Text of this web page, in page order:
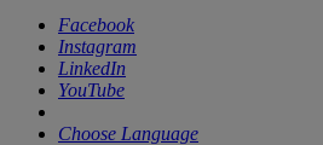
Facebook
Instagram
LinkedIn
YouTube
Choose Language